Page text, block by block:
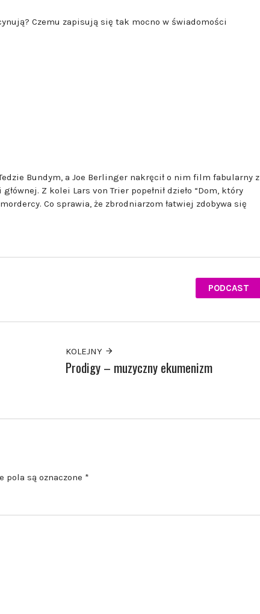
Czemu zapisują się tak mocno w świadomości
Bundym, a Joe Berlinger nakręcił o nim film fabularny z
Z kolei Lars von Trier popełnił dzieło “Dom, który
Co sprawia, że zbrodniarzom łatwiej zdobywa się
PODCAST
KOLEJNY
Prodigy – muzyczny ekumenizm
pola są oznaczone *